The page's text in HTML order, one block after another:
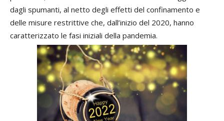
dagli spumanti, al netto degli effetti del confinamento e
delle misure restrittive che, dall’inizio del 2020, hanno
caratterizzato le fasi iniziali della pandemia.